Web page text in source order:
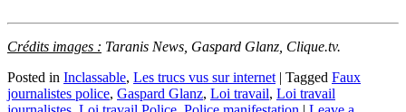
Crédits images : Taranis News, Gaspard Glanz, Clique.tv.
Posted in Inclassable, Les trucs vus sur internet | Tagged Faux
journalistes police, Gaspard Glanz, Loi travail, Loi travail